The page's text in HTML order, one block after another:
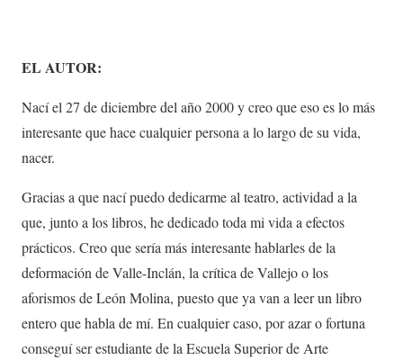
EL AUTOR:
Nací el 27 de diciembre del año 2000 y creo que eso es lo más
interesante que hace cualquier persona a lo largo de su vida,
nacer.
Gracias a que nací puedo dedicarme al teatro, actividad a la
que, junto a los libros, he dedicado toda mi vida a efectos
prácticos. Creo que sería más interesante hablarles de la
deformación de Valle-Inclán, la crítica de Vallejo o los
aforismos de León Molina, puesto que ya van a leer un libro
entero que habla de mí. En cualquier caso, por azar o fortuna
conseguí ser estudiante de la Escuela Superior de Arte